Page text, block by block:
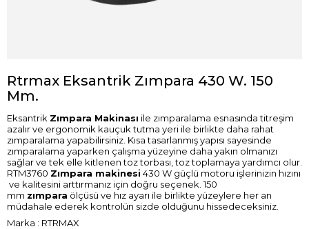
Rtrmax Eksantrik Zımpara 430 W. 150
Mm.
Eksantrik Zımpara Makinası ile zımparalama esnasında titreşim
azalır ve ergonomik kauçuk tutma yeri ile birlikte daha rahat
zımparalama yapabilirsiniz. Kısa tasarlanmış yapısı sayesinde
zımparalama yaparken çalışma yüzeyine daha yakın olmanızı
sağlar ve tek elle kitlenen toz torbası, toz toplamaya yardımcı olur.
RTM3760 Zımpara makinesi 430 W güçlü motoru işlerinizin hızını
ve kalitesini arttırmanız için doğru seçenek. 150
mm zımpara ölçüsü ve hız ayarı ile birlikte yüzeylere her an
müdahale ederek kontrolün sizde olduğunu hissedeceksiniz.
Marka : RTRMAX